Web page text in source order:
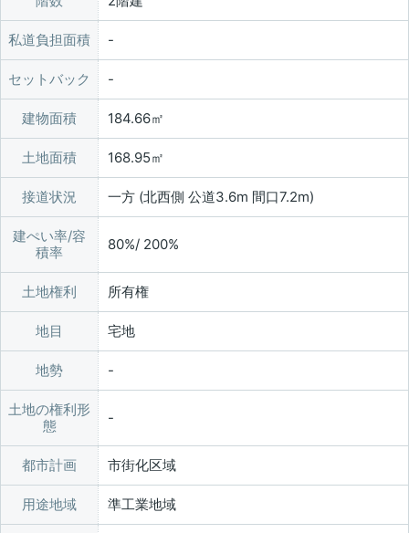
私道負担面積
セットバック
建物面積 184.66㎡
土地面積 168.95㎡
接道状況 一方 (北西側 公道3.6m 間口7.2m)
建ぺい率/容
積率
80%/ 200%
土地権利 所有権
地目 宅地
地勢
土地の権利形
態
都市計画 市街化区域
用途地域 準工業地域